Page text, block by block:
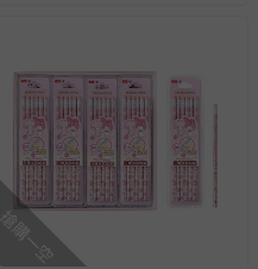
搶購一空